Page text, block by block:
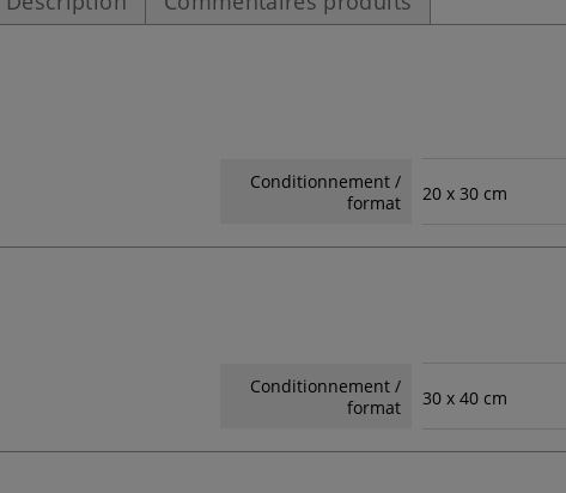
Conditionnement /
format
20 x 30 cm
Conditionnement /
format
30 x 40 cm